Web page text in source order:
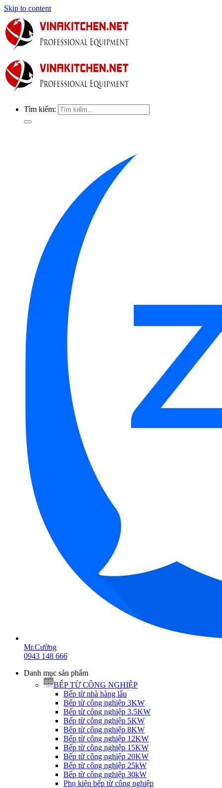
Skip to content
Tìm kiếm:
Mr.Cường
0943 148 666
Danh mục sản phẩm
BẾP TỪ CÔNG NGHIỆP
Bếp từ nhà hàng lẩu
Bếp từ công nghiệp 3KW
Bếp từ công nghiệp 3.5KW
Bếp từ công nghiệp 5KW
Bếp từ công nghiệp 8KW
Bếp từ công nghiệp 12KW
Bếp từ công nghiệp 15KW
Bếp từ công nghiệp 20KW
Bếp từ công nghiệp 25kW
Bếp từ công nghiệp 30kW
Phụ kiện bếp từ công nghiệp